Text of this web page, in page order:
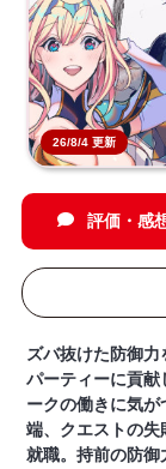
26/8/4 更新
評価・感
ズバ抜けた防御力
パーティーに貢
ークの働きに気
端、クエストの
就職。持前の防御